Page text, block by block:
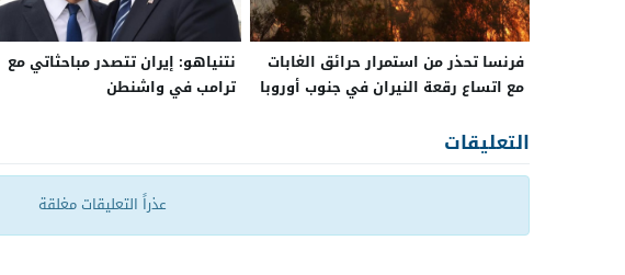
فرنسا تحذر من استمرار حرائق الغابات
مع اتساع رقعة النيران في جنوب أوروبا
نتنياهو: إيران تتصدر مباحثاتي مع
ترامب في واشنطن
التعليقات
عذراً التعليقات مغلقة